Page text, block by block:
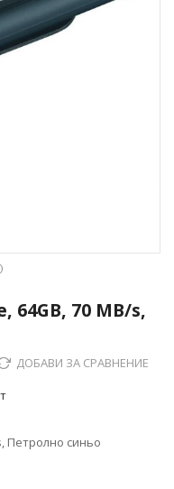
64GB, 70 MB/s,
ДОБАВИ ЗА СРАВНЕНИЕ
Петролно синьо